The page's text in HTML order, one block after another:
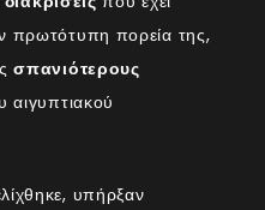
πρωτότυπη πορεία της,
σπανιότερους
αιγυπτιακού
υπήρξαν